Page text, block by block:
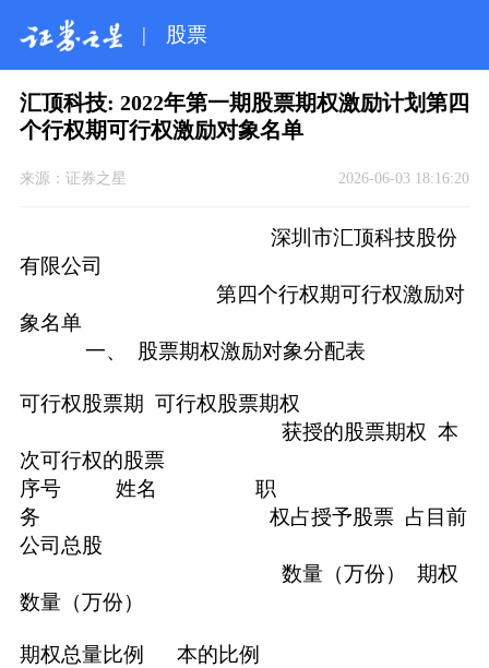
| 股票
汇顶科技: 2022年第一期股票期权激励计划第四
个行权期可行权激励对象名单
来源： 证券之星 2026-06-03 18:16:20
深圳市汇顶科技股份
有限公司
第四个行权期可行权激励对
象名单
一、 股票期权激励对象分配表
可行权股票期 可行权股票期权
获授的股票期权 本
次可行权的股票
序号 姓名 职
务 权占授予股票 占目前
公司总股
数量（万份） 期权
数量（万份）
期权总量比例 本的比例